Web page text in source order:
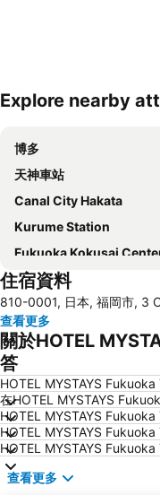
展開地圖
Explore nearby
博多
天神車站
Canal City Hakata
Kurume Station
Fukuoka Kokusai
Saga Station
Fukuoka Yafuoku!
Acros Fukuoka
Tojinmachi Station
Fukuoka Convention
Higashihie Station
Nishitetsu Kurume
Chiyo-Kenchoguchi
Sakurai Futamigaura
住宿資料
810-0001, 日本, 福岡市, 3
查看更多
關於HOTEL
答
HOTEL MYSTAYS
在HOTEL MYSTAYS
HOTEL MYSTAYS
HOTEL MYSTAYS
HOTEL MYSTAYS Fukuoka
查看更多